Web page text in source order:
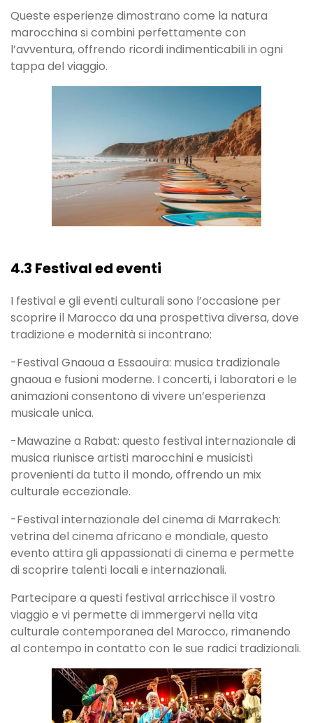
Queste esperienze dimostrano come la natura
marocchina si combini perfettamente con
l’avventura, offrendo ricordi indimenticabili in ogni
tappa del viaggio.
4.3 Festival ed eventi
I festival e gli eventi culturali sono l’occasione per
scoprire il Marocco da una prospettiva diversa, dove
tradizione e modernità si incontrano:
-Festival Gnaoua a Essaouira: musica tradizionale
gnaoua e fusioni moderne. I concerti, i laboratori e le
animazioni consentono di vivere un’esperienza
musicale unica.
-Mawazine a Rabat: questo festival internazionale di
musica riunisce artisti marocchini e musicisti
provenienti da tutto il mondo, offrendo un mix
culturale eccezionale.
-Festival internazionale del cinema di Marrakech:
vetrina del cinema africano e mondiale, questo
evento attira gli appassionati di cinema e permette
di scoprire talenti locali e internazionali.
Partecipare a questi festival arricchisce il vostro
viaggio e vi permette di immergervi nella vita
culturale contemporanea del Marocco, rimanendo
al contempo in contatto con le sue radici tradizionali.